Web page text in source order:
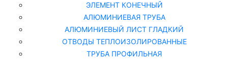
ЭЛЕМЕНТ КОНЕЧНЫЙ
АЛЮМИНИЕВАЯ ТРУБА
АЛЮМИНИЕВЫЙ ЛИСТ ГЛАДКИЙ
ОТВОДЫ ТЕПЛОИЗОЛИРОВАННЫЕ
ТРУБА ПРОФИЛЬНАЯ